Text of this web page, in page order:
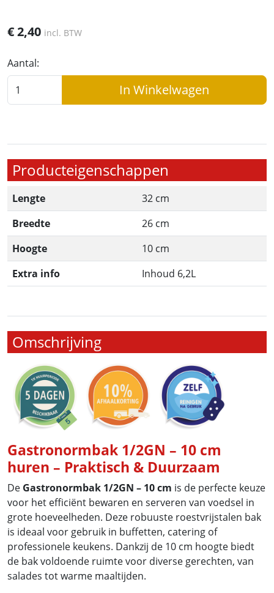
€2,40 incl. BTW
Aantal:
In Winkelwagen
Producteigenschappen
Lengte
32 cm
Breedte
26 cm
Hoogte
10 cm
Extra info
Inhoud 6,2L
Omschrijving
Gastronormbak 1/2GN – 10 cm
huren – Praktisch & Duurzaam
De Gastronormbak 1/2GN – 10 cm is de perfecte keuze
voor het efficiënt bewaren en serveren van voedsel in
grote hoeveelheden. Deze robuuste roestvrijstalen bak
is ideaal voor gebruik in buffetten, catering of
professionele keukens. Dankzij de 10 cm hoogte biedt
de bak voldoende ruimte voor diverse gerechten, van
salades tot warme maaltijden.